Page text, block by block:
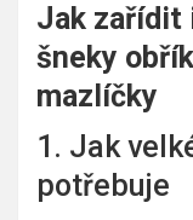
Jak zařídit
šneky
mazlíčky
1. Jak
potřebuje